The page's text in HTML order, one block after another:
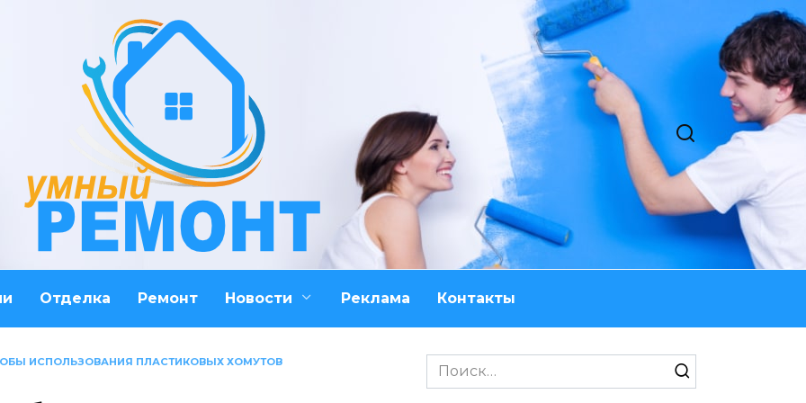
Отделка Ремонт Новости Реклама Контакты
ИСПОЛЬЗОВАНИЯ ПЛАСТИКОВЫХ ХОМУТОВ
Search
for: